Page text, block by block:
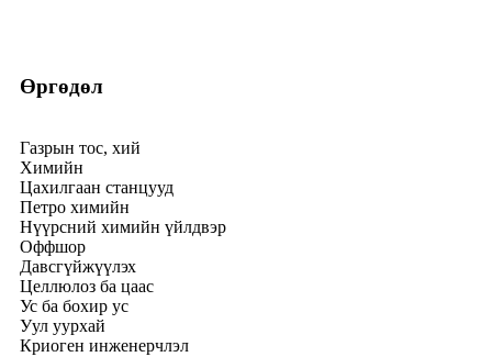
Өргөдөл
Газрын тос, хий
Химийн
Цахилгаан станцууд
Петро химийн
Нүүрсний химийн үйлдвэр
Оффшор
Давсгүйжүүлэх
Целлюлоз ба цаас
Ус ба бохир ус
Уул уурхай
Криоген инженерчлэл